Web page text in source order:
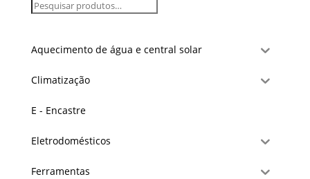
Aquecimento de água e central solar
Climatização
E - Encastre
Eletrodomésticos
Ferramentas